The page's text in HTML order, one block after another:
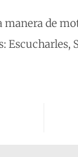
manera de
Escucharles,